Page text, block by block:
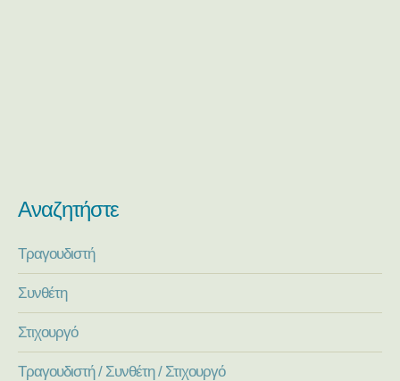
Αναζητήστε
Τραγουδιστή
Συνθέτη
Στιχουργό
Τραγουδιστή / Συνθέτη / Στιχουργό